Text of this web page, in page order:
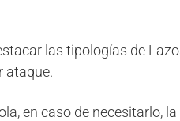
las tipologías de
ataque.
en caso de necesitarlo, la